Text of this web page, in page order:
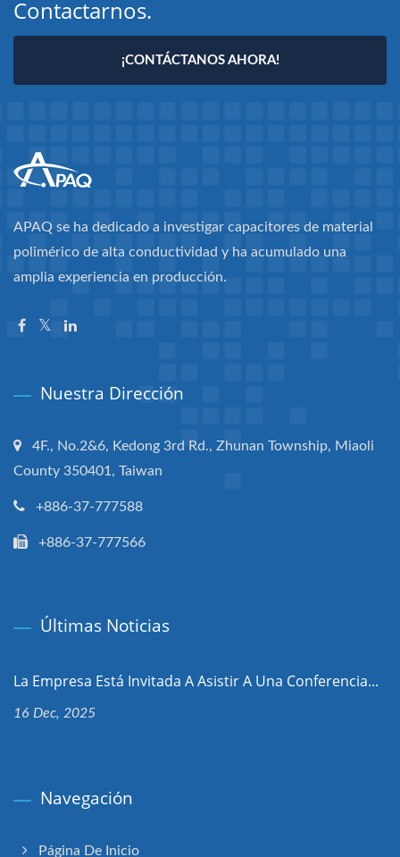
Contactarnos.
¡CONTÁCTANOS AHORA!
APAQ se ha dedicado a investigar capacitores de material
polimérico de alta conductividad y ha acumulado una
amplia experiencia en producción.
Nuestra Dirección
4F., No.2&6, Kedong 3rd Rd., Zhunan Township, Miaoli
County 350401, Taiwan
+886-37-777588
+886-37-777566
Últimas Noticias
La Empresa Está Invitada A Asistir A Una Conferencia...
16 Dec, 2025
Navegación
Página De Inicio